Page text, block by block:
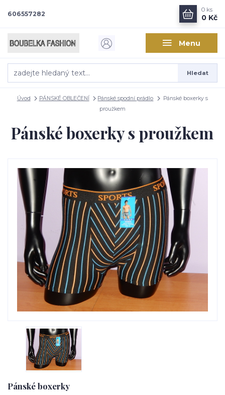
Menu
Hledat
606557282
0 ks
0 Kč
Úvod PÁNSKÉ OBLEČENÍ Pánské spodní prádlo
Pánské boxerky s
proužkem
Pánské boxerky s proužkem
Pánské boxerky